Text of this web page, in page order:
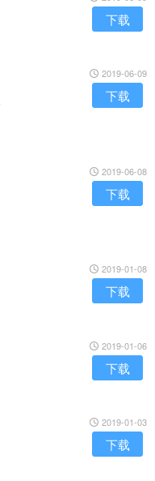
下载
2019-06-09
下载
2019-06-08
下载
2019-01-08
下载
2019-01-06
下载
2019-01-03
下载